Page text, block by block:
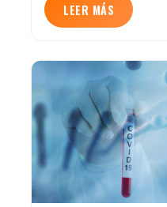
LEER MÁS